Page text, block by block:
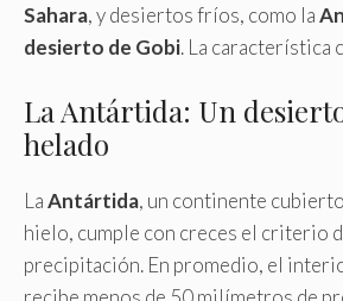
Sahara, y desiertos fríos, como la
desierto de Gobi. La característica
La Antártida: Un
helado
LaAntártida, un continente
hielo, cumple con creces el criterio
precipitación. En promedio, el